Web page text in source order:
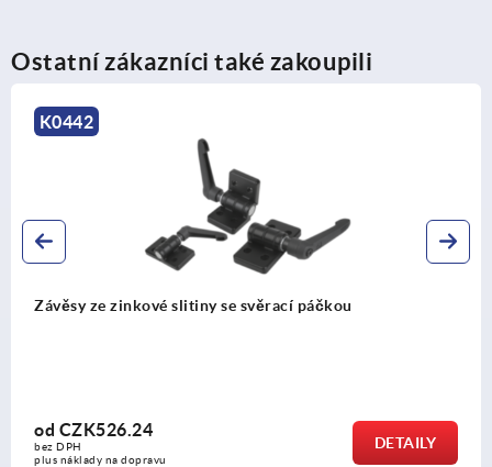
Ostatní zákazníci také zakoupili
K0442
Závěsy ze zinkové slitiny se svěrací páčkou
od CZK526.24
bez DPH
plus náklady na dopravu
DETAILY